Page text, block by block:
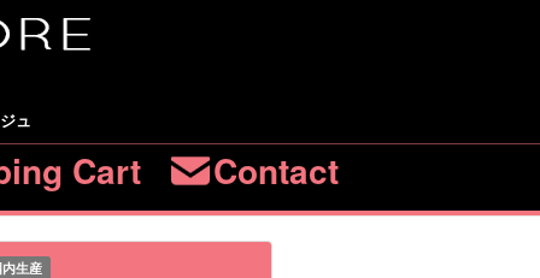
ュ
Cart Contact
生産